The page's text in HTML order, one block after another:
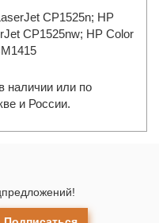
CP1525n; HP
CP1525nw; HP Color
наличии или по
и России.